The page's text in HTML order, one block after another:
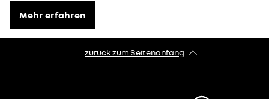
Mehr erfahren
zurück zum Seitenanfang